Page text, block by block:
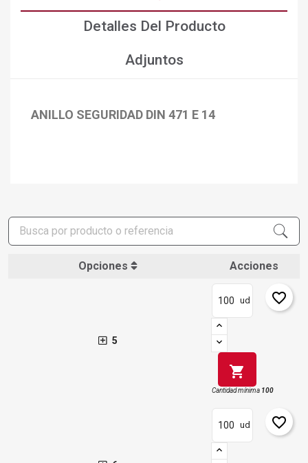
Detalles Del Producto
Adjuntos
ANILLO SEGURIDAD DIN 471 E 14
Opciones Acciones
5
ud
shopping_cart
favorite_border
Cantidad mínima 100
ud favorite_border